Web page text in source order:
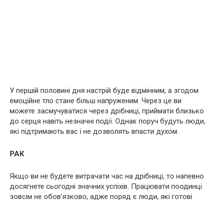
У першій половині дня настрій буде відмінним, а згодом
емоційне тло стане більш напруженим. Через це ви
можете засмучуватися через дрібниці, приймати близько
до серця навіть незначні події. Однак поруч будуть люди,
які підтримають вас і не дозволять впасти духом.
РАК
Якщо ви не будете витрачати час на дрібниці, то напевно
досягнете сьогодні значних успіхів. Працювати поодинці
зовсім не обов’язково, адже поряд є люди, які готові